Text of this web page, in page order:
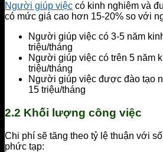
Người giúp việc có kinh nghiệm và
có mức giá cao hơn 15-20% so với
Người giúp việc có 3-5 năm
triệu/tháng
Người giúp việc có trên 5 năm
triệu/tháng
Người giúp việc được đào tạo
15 triệu/tháng
2.2 Khối lượng công việc
Chi phí sẽ tăng theo tỷ lệ thuận với
phức tạp: